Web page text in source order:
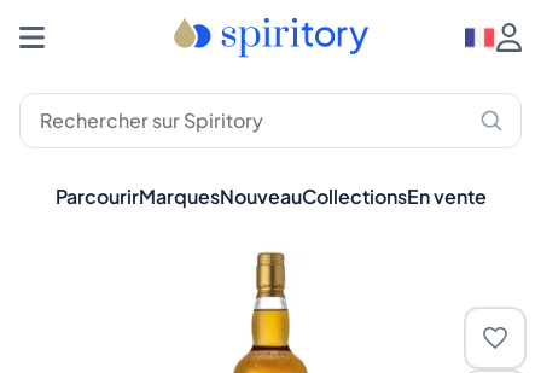
ParcourirMarquesNouveauCollectionsEn vente